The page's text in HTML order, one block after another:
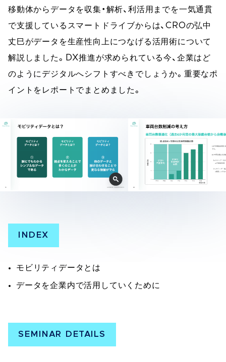
移動体からデータを収集・解析、利活用までを一気通貫
で支援しているスマートドライブからは、CROの弘中
丈巳がデータを生産性向上につなげる活用術について
解説しました。DX推進が求められている今、企業はど
のようにデジタルへシフトすべきでしょうか。重要なポ
イントをレポートでまとめました。
INDEX
モビリティデータとは
データを企業内で活用していくために
SEMINAR DETAILS